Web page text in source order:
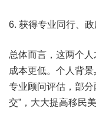
6. 获得专业同行、
总体而言，这两个
成本更低。个人背
专业顾问评估，部
交”，大大提高移民